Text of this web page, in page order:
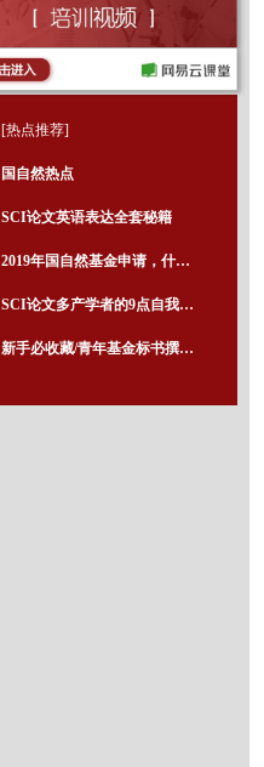
[热点推荐]
国自然热点
SCI论文英语表达全套秘籍
2019年国自然基金申请，什么样的标书容易中标？
SCI论文多产学者的9点自我修养
新手必收藏/青年基金标书撰写指南